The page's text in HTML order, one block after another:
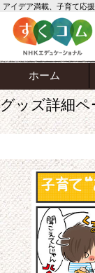
アイデア満載、子育て応援
ホーム
グッズ詳細ペ